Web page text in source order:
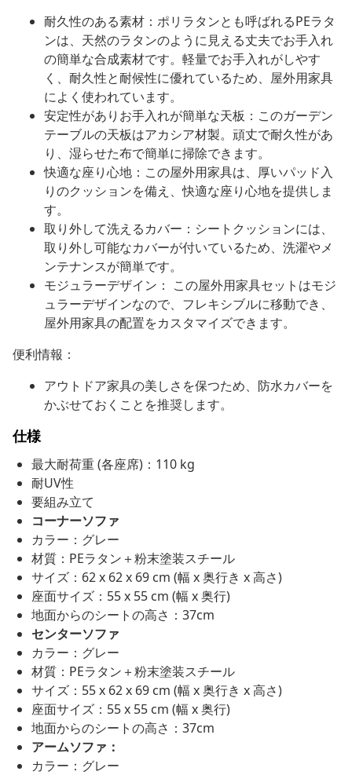
耐久性のある素材：ポリラタンとも呼ばれるPEラタ
ンは、天然のラタンのように見える丈夫でお手入れ
の簡単な合成素材です。軽量でお手入れがしやす
く、耐久性と耐候性に優れているため、屋外用家具
によく使われています。
安定性がありお手入れが簡単な天板：このガーデン
テーブルの天板はアカシア材製。頑丈で耐久性があ
り、湿らせた布で簡単に掃除できます。
快適な座り心地：この屋外用家具は、厚いパッド入
りのクッションを備え、快適な座り心地を提供しま
す。
取り外して洗えるカバー：シートクッションには、
取り外し可能なカバーが付いているため、洗濯やメ
ンテナンスが簡単です。
モジュラーデザイン： この屋外用家具セットはモジ
ュラーデザインなので、フレキシブルに移動でき、
屋外用家具の配置をカスタマイズできます。
便利情報：
アウトドア家具の美しさを保つため、防水カバーを
かぶせておくことを推奨します。
仕様
最大耐荷重 (各座席)：110 kg
耐UV性
要組み立て
コーナーソファ
カラー：グレー
材質：PEラタン＋粉末塗装スチール
サイズ：62 x 62 x 69 cm (幅 x 奥行き x 高さ)
座面サイズ：55 x 55 cm (幅 x 奥行)
地面からのシートの高さ：37cm
センターソファ
カラー：グレー
材質：PEラタン＋粉末塗装スチール
サイズ：55 x 62 x 69 cm (幅 x 奥行き x 高さ)
座面サイズ：55 x 55 cm (幅 x 奥行)
地面からのシートの高さ：37cm
アームソファ：
カラー：グレー